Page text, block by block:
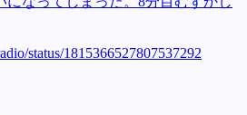
status/1815366527807537292